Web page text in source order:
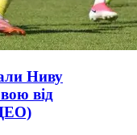
Ниву
від